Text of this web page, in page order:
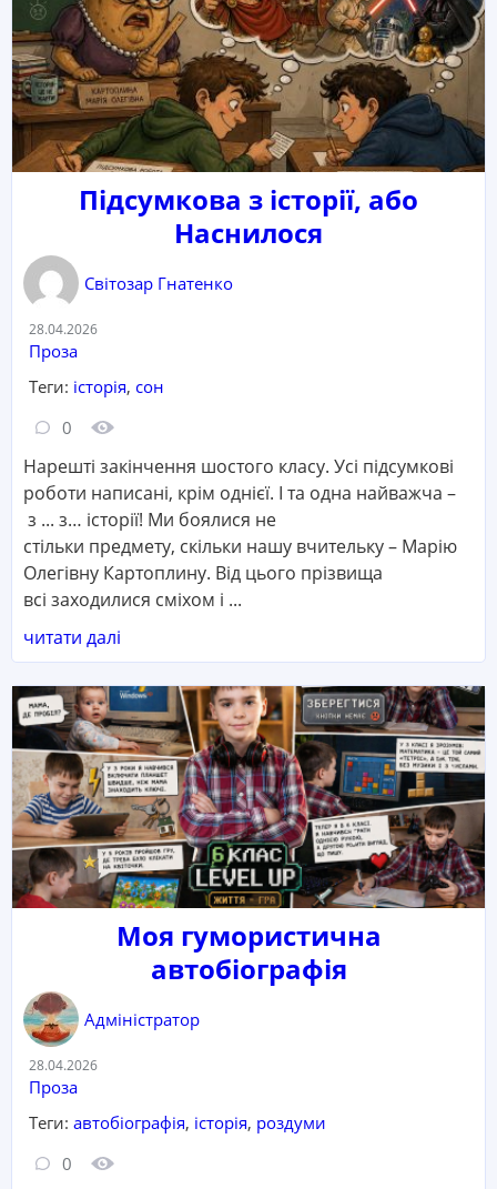
Підсумкова з історії, або
Наснилося
Світозар Гнатенко
Дата:
28.04.2026
Категорія:
Проза
Теги: історія, сон
Кількість коментарів:
0 Кількість переглядів:
Нарешті закінчення шостого класу. Усі підсумкові
роботи написані, крім однієї. І та одна найважча –
з ... з… історії! Ми боялися не
стільки предмету, скільки нашу вчительку – Марію
Олегівну Картоплину. Від цього прізвища
всі заходилися сміхом і ...
читати далі
Моя гумористична
автобіографія
Адміністратор
Дата:
28.04.2026
Категорія:
Проза
Теги: автобіографія, історія, роздуми
Кількість коментарів:
0 Кількість переглядів: